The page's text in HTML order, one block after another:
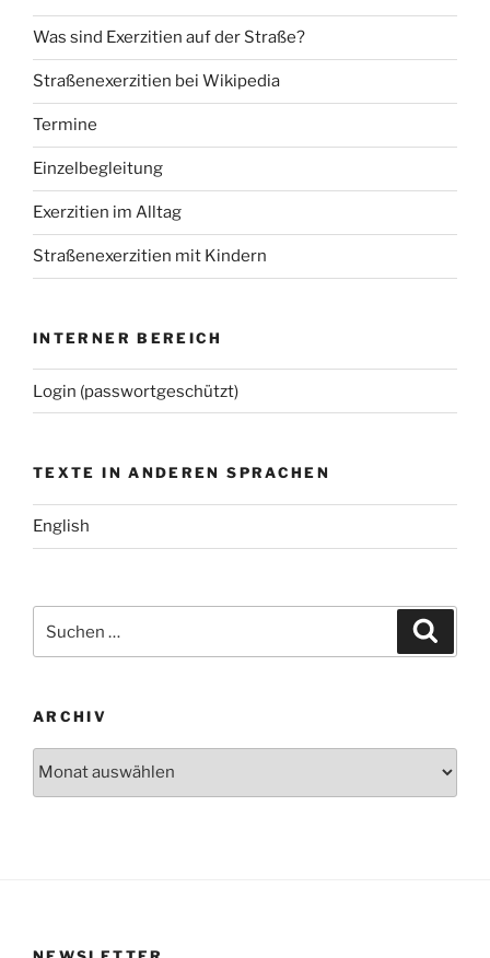
Was sind Exerzitien auf der Straße?
Straßenexerzitien bei Wikipedia
Termine
Einzelbegleitung
Exerzitien im Alltag
Straßenexerzitien mit Kindern
INTERNER BEREICH
Login (passwortgeschützt)
TEXTE IN ANDEREN SPRACHEN
English
nach:
ARCHIV